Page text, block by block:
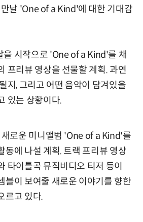
날 'One of a Kind'에 대한 기대감
을 시작으로 'One of a Kind'를 채
프리뷰 영상을 선물할 계획. 과연
지, 그리고 어떤 음악이 담겨있을
있는 상황이다.
로운 미니앨범 'One of a Kind'를
동에 나설 계획. 트랙 프리뷰 영상
타이틀곡 뮤직비디오 티저 등이
블이 보여줄 새로운 이야기를 향한
르고 있다.